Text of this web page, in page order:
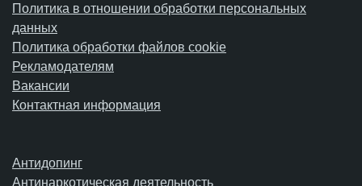
Политика в отношении обработки персональных
данных
Политика обработки файлов cookie
Рекламодателям
Вакансии
Контактная информация
Антидопинг
Антинаркотическая деятельность